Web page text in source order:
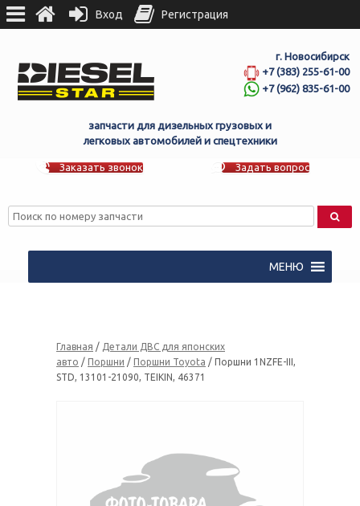
г. Новосибирск
+7 (383) 255-61-00
+7 (962) 835-61-00
запчасти для дизельных грузовых и
легковых автомобилей и спецтехники
Заказать звонок Задать вопрос
МЕНЮ
Главная / Детали ДВС для японских
авто / Поршни / Поршни Toyota / Поршни 1NZFE-III,
STD, 13101-21090, TEIKIN, 46371
Вход Регистрация